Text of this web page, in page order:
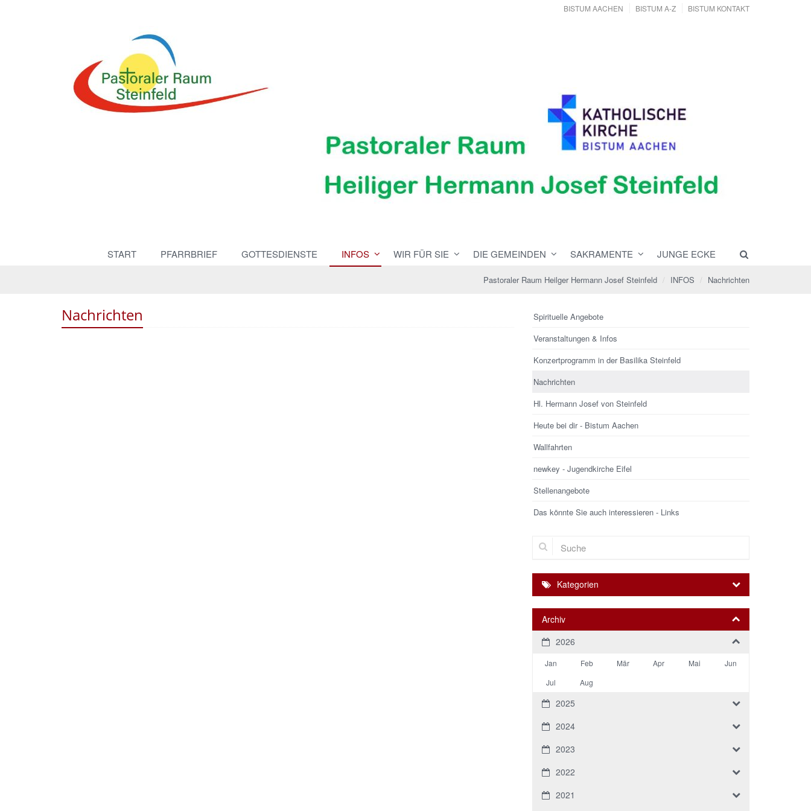
BISTUM AACHEN BISTUM A-Z BISTUM KONTAKT
START PFARRBRIEF GOTTESDIENSTE INFOS WIR FÜR SIE DIE GEMEINDEN SAKRAMENTE JUNGE ECKE
Pastoraler Raum Heilger Hermann Josef Steinfeld INFOS Nachrichten
Nachrichten
Spirituelle Angebote
Veranstaltungen & Infos
Konzertprogramm in der Basilika Steinfeld
Nachrichten
Hl. Hermann Josef von Steinfeld
Heute bei dir - Bistum Aachen
Wallfahrten
newkey - Jugendkirche Eifel
Stellenangebote
Das könnte Sie auch interessieren - Links
Suche
Kategorien
Archiv
2026
Jan Feb Mär Apr Mai
Jun
Jul
Aug
2025
2024
2023
2022
2021